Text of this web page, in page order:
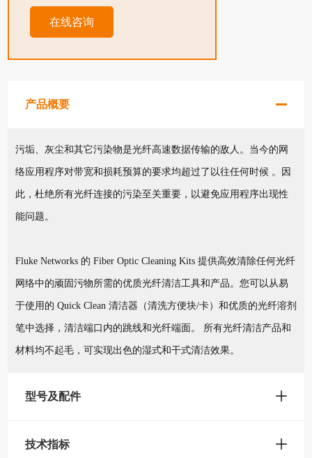
在线咨询
产品概要
污垢、灰尘和其它污染物是光纤高速数据传输的敌人。当今的网
络应用程序对带宽和损耗预算的要求均超过了以往任何时候 。因
此，杜绝所有光纤连接的污染至关重要，以避免应用程序出现性
能问题。
Fluke Networks 的 Fiber Optic Cleaning Kits 提供高效清除任何光纤
网络中的顽固污物所需的优质光纤清洁工具和产品。您可以从易
于使用的 Quick Clean 清洁器（清洗方便块/卡）和优质的光纤溶剂
笔中选择，清洁端口内的跳线和光纤端面。 所有光纤清洁产品和
材料均不起毛，可实现出色的湿式和干式清洁效果。
型号及配件
技术指标